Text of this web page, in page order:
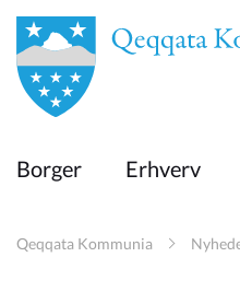
en
Borger
Erhverv
Politik
Borger Erhverv
Qeqqata Kommunia